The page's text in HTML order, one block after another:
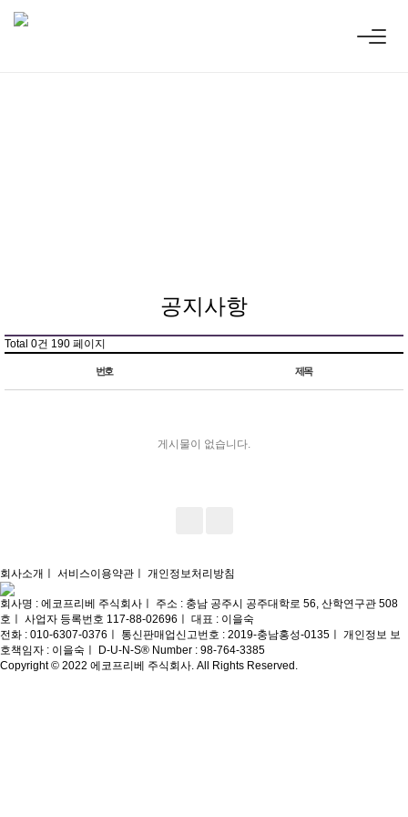
공지사항
Total 0건 190 페이지
번호 제목
게시물이 없습니다.
회사소개 서비스이용약관 개인정보처리방침
회사명 : 에코프리베 주식회사
주소 : 충남 공주시 공주대학로 56, 산학연구관 508
호
사업자 등록번호 117-88-02696
대표 : 이을숙
전화 : 010-6307-0376
통신판매업신고번호 : 2019-충남홍성-0135
개인정보 보
호책임자 : 이을숙
D-U-N-S® Number : 98-764-3385
Copyright © 2022 에코프리베 주식회사. All Rights Reserved.